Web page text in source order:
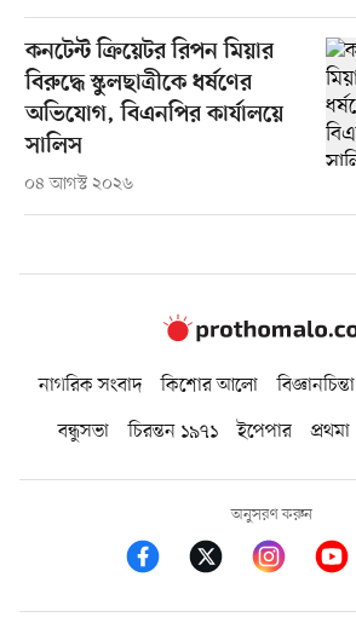
কনটেন্ট ক্রিয়েটর রিপন মিয়ার
বিরুদ্ধে স্কুলছাত্রীকে ধর্ষণের
অভিযোগ, বিএনপির কার্যালয়ে
সালিস
০৪ আগস্ট ২০২৬
নাগরিক সংবাদ কিশোর আলো বিজ্ঞানচিন্তা
বন্ধুসভা
চিরন্তন ১৯৭১ ইপেপার প্রথমা
অনুসরণ করুন